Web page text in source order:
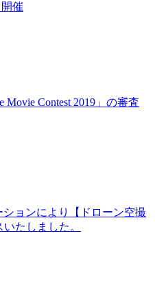
催
Contest 2019」の審査
ョンにより【ドローン空撮
たしました。